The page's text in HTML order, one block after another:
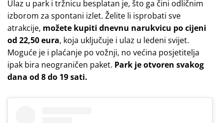
Ulaz u park i tržnicu besplatan je, što ga čini odličnim
izborom za spontani izlet. Želite li isprobati sve
atrakcije, možete kupiti dnevnu narukvicu po cijeni
od 22,50 eura, koja uključuje i ulaz u ledeni svijet.
Moguće je i plaćanje po vožnji, no većina posjetitelja
ipak bira neograničen paket. Park je otvoren svakog
dana od 8 do 19 sati.